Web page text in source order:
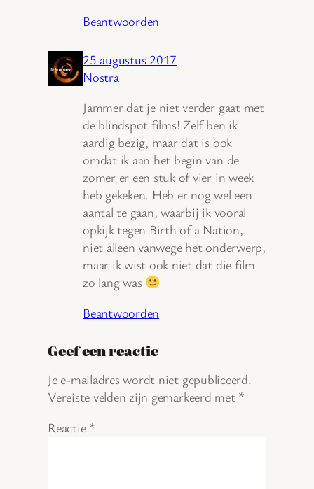
Beantwoorden
25 augustus 2017
Nostra
Jammer dat je niet verder gaat met
de blindspot films! Zelf ben ik
aardig bezig, maar dat is ook
omdat ik aan het begin van de
zomer er een stuk of vier in week
heb gekeken. Heb er nog wel een
aantal te gaan, waarbij ik vooral
opkijk tegen Birth of a Nation,
niet alleen vanwege het onderwerp,
maar ik wist ook niet dat die film
zo lang was
Beantwoorden
Geef een reactie
Je e-mailadres wordt niet gepubliceerd.
Vereiste velden zijn gemarkeerd met *
Reactie *